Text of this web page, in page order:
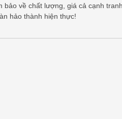
bảo về chất lượng, giá cả cạnh
hảo thành hiện thực!